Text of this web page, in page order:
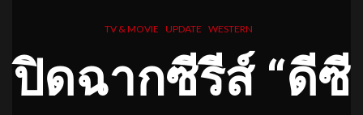
TV & MOVIE UPDATE WESTERN
ปิดฉากซีรีส์ “ดีซี